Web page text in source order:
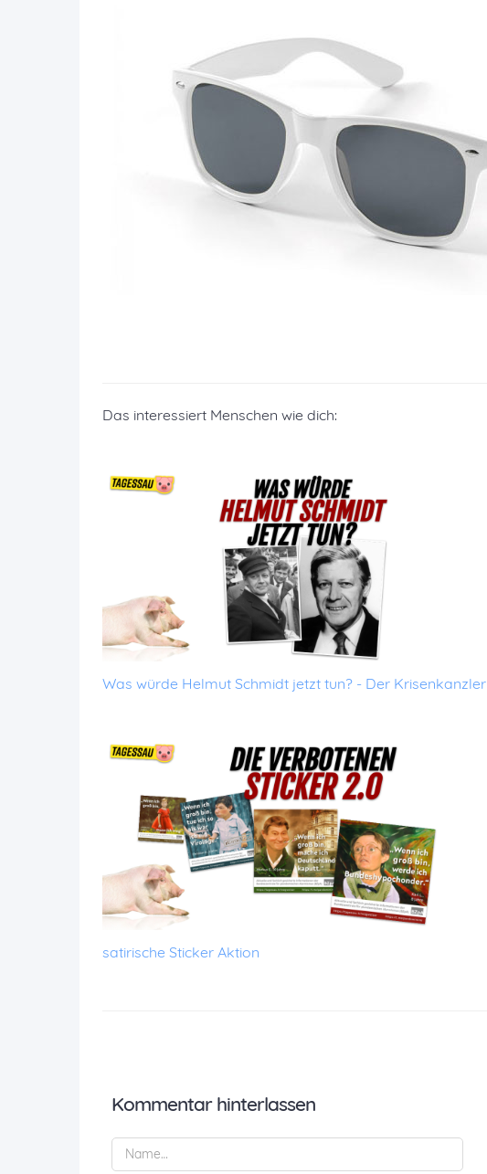
Das interessiert Menschen wie dich:
Was würde Helmut Schmidt jetzt tun? - Der Krisenkanzler
satirische Sticker Aktion
Kommentar hinterlassen